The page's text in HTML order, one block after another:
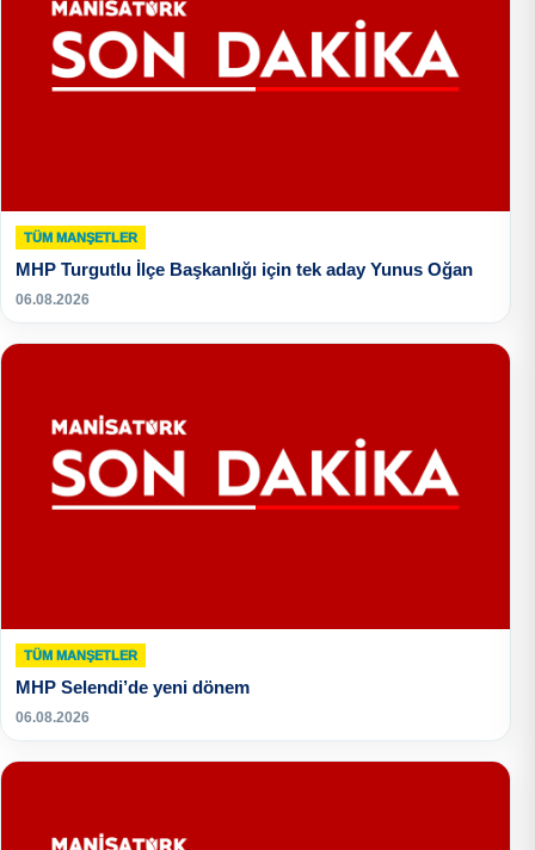
TÜM MANŞETLER
MHP Turgutlu İlçe Başkanlığı için tek aday Yunus Oğan
06.08.2026
TÜM MANŞETLER
MHP Selendi’de yeni dönem
06.08.2026